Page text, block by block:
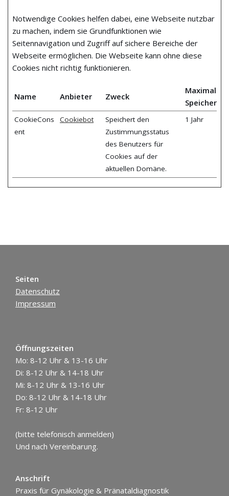
Notwendige Cookies helfen dabei, eine Webseite nutzbar
zu machen, indem sie Grundfunktionen wie
Seitennavigation und Zugriff auf sichere Bereiche der
Webseite ermöglichen. Die Webseite kann ohne diese
Cookies nicht richtig funktionieren.
Name Anbieter Zweck
Maximale
CookieCons
ent
Cookiebot
Speichert den
Zustimmungsstatus
des Benutzers für
Cookies auf der
aktuellen Domäne.
1 Jahr
Seiten
Datenschutz
Impressum
Öffnungszeiten
Mo: 8-12 Uhr & 13-16 Uhr
Di: 8-12 Uhr & 14-18 Uhr
Mi: 8-12 Uhr & 13-16 Uhr
Do: 8-12 Uhr & 14-18 Uhr
Fr: 8-12 Uhr
(bitte telefonisch anmelden)
Und nach Vereinbarung.
Anschrift
Praxis für Gynäkologie & Pränataldiagnostik